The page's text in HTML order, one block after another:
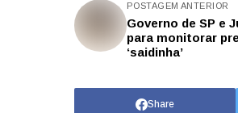
POSTAGEM ANTERIOR
Governo de SP e
para monitorar
‘saidinha’
Share